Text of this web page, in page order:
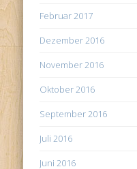
Februar 2017
Dezember 2016
November 2016
Oktober 2016
September 2016
Juli 2016
Juni 2016